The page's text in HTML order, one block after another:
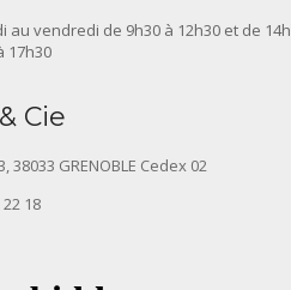
vendredi de 9h30 à 12h30 et de 14h
17h30
Cie
38033 GRENOBLE Cedex 02
22 18